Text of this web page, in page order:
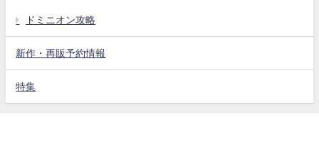
ドミニオン攻略
新作・再販予約情報
特集